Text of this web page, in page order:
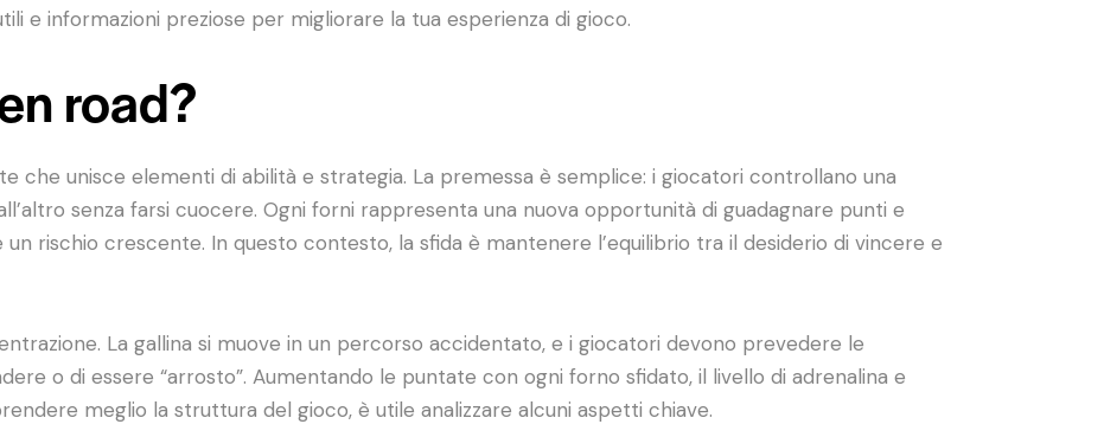
e informazioni preziose per migliorare la tua esperienza di gioco.
road?
che unisce elementi di abilità e strategia. La premessa è semplice: i giocatori controllano una
senza farsi cuocere. Ogni forni rappresenta una nuova opportunità di guadagnare punti e
rischio crescente. In questo contesto, la sfida è mantenere l’equilibrio tra il desiderio di vincere e
La gallina si muove in un percorso accidentato, e i giocatori devono prevedere le
o di essere “arrosto”. Aumentando le puntate con ogni forno sfidato, il livello di adrenalina e
meglio la struttura del gioco, è utile analizzare alcuni aspetti chiave.